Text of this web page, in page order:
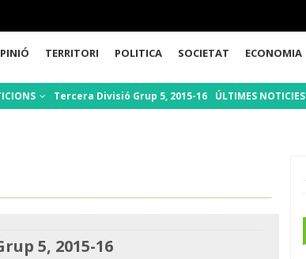
TERRITORI POLITICA SOCIETAT ECONOMIA
Tercera Divisió Grup 5, 2015-16 ÚLTIMES NOTICIES
5, 2015-16